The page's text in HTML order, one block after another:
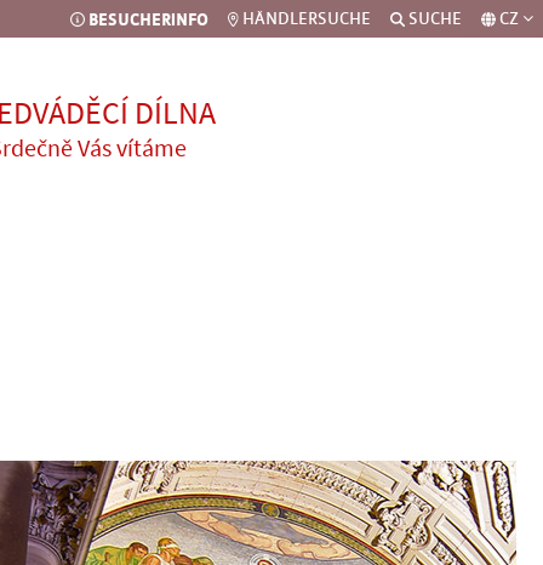
BESUCHERINFO HÄNDLERSUCHE SUCHE CZ
DÍLNA
Vás vítáme
nabídky pro
nabídky pro děti